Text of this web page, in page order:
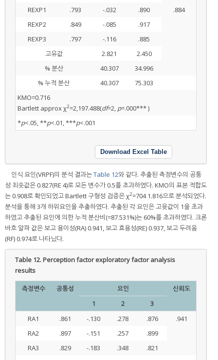
REXP1
.793 -.032 .890
.884
REXP2
.849 -.085
.917
REXP3
.797 -.116
.885
고유값
2.821
2.450
% 분산
40.307
34.996
% 누적 분산
40.307
75.303
KMO=0.716
Bartlett approx χ2=2,197.488(df=2, p=.000*** )
*p<.05, **p<.01, ***p<.001
Download Excel Table
인식 요인(VRPF)의 분석 결과는Table 12와 같다. 추출된 측정변수의 공통
성 최솟값은 0.827(RE 4)로 모든 변수가 0.5를 초과하였다. KMO의 표본 적합도
는 0.908로 확인되었고 Bartlett 구형성 검증은 χ2=704 1.816으로 분석되었다.
분석을 통해 3개 하위요인을 추출하였다. 추출된 각 요인은 고윳값이 1을 초과
하였고 추출된 요인에 의한 누적 분산비(=87.531%)는 60%를 초과하였다. 크론
바흐 알파 값은 보고 용이성(RA) 0.941, 보고 효용성(RE) 0.937, 보고 두려움
(RF) 0.974로 나타났다.
Table 12.Perception factor exploratory factor analysis
results
측정변수 공통성 요인
신뢰도
1
2
3
RA1
.861 -.130 .278 .876
.941
RA2
.897 -.151 .257
.899
RA3
.829 -.183 .348
.821